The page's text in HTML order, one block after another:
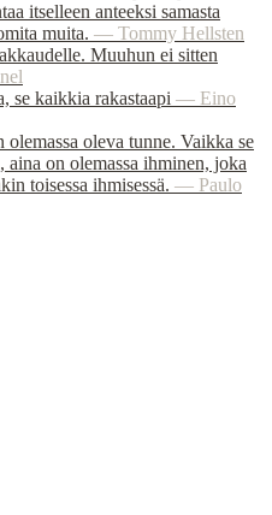
itselleen anteeksi samasta
muita. — Tommy Hellsten
Muuhun ei sitten
se kaikkia rakastaapi — Eino
oleva tunne. Vaikka se
on olemassa ihminen, joka
toisessa ihmisessä. — Paulo